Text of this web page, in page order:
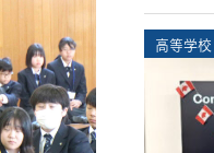
高等学校